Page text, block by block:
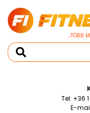
...TÖBB
Tel: +36
E-